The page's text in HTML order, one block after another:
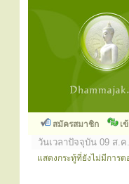
สมัครสมาชิก เ
วันเวลาปัจจุบัน 09 ส.ค
แสดงกระทู้ที่ยังไม่มีการต